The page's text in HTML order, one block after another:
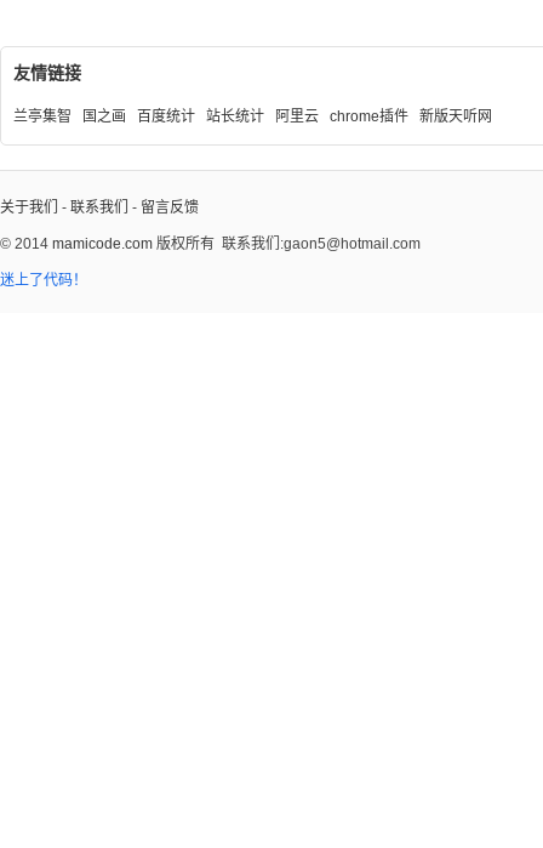
友情链接
兰亭集智 国之画 百度统计 站长统计 阿里云 chrome插件 新版天听网
关于我们 - 联系我们 - 留言反馈
© 2014 mamicode.com 版权所有 联系我们:gaon5@hotmail.com
迷上了代码！